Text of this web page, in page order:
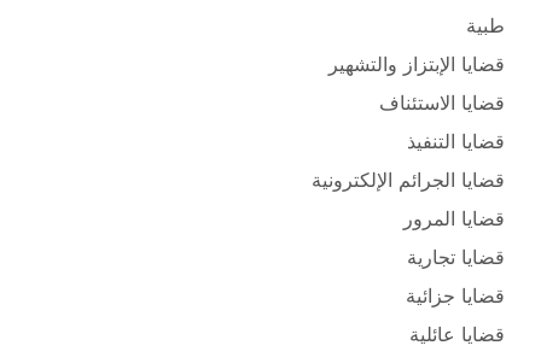
طبية
قضايا الإبتزاز والتشهير
قضايا الاستئناف
قضايا التنفيذ
قضايا الجرائم الإلكترونية
قضايا المرور
قضايا تجارية
قضايا جزائية
قضايا عائلية